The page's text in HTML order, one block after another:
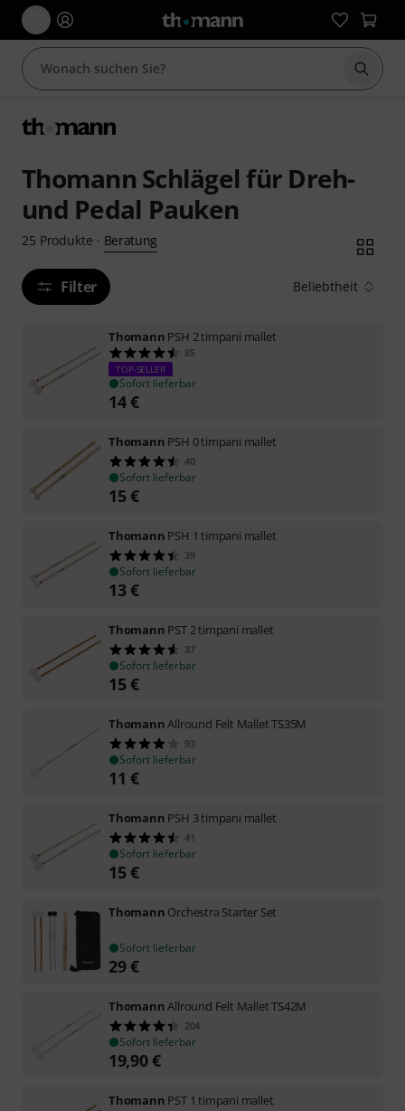
Suche
Thomann Schlägel für Dreh-
und Pedal Pauken
25 Produkte · Beratung
Filter Beliebtheit
Thomann PSH 2 timpani mallet
85
TOP-SELLER
Sofort lieferbar
14€
Thomann PSH 0 timpani mallet
40
Sofort lieferbar
15€
Thomann PSH 1 timpani mallet
39
Sofort lieferbar
13€
Thomann PST 2 timpani mallet
37
Sofort lieferbar
15€
ThomannAllround Felt Mallet TS35M
93
Sofort lieferbar
11 €
Thomann PSH 3 timpani mallet
41
Sofort lieferbar
15€
Thomann Orchestra Starter Set
Sofort lieferbar
29€
ThomannAllround Felt Mallet TS42M
204
Sofort lieferbar
19,90€
Thomann PST 1 timpani mallet